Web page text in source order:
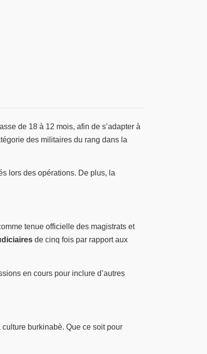
de 18 à 12 mois, afin de s’adapter à
des militaires du rang dans la
lors des opérations. De plus, la
tenue officielle des magistrats et
de cinq fois par rapport aux
en cours pour inclure d’autres
burkinabè. Que ce soit pour